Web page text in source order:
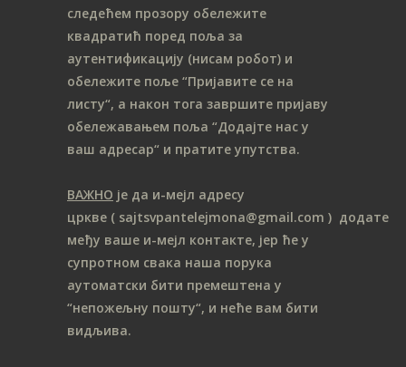
следећем прозору обележите
квадратић поред поља за
аутентификацију (нисам робот) и
обележите поље “Пријавите се на
листу“, а након тога завршите пријаву
обележавањем поља “Додајте нас у
ваш адресар“ и пратите упутства.
ВАЖНО је да и-мејл адресу
цркве ( sajtsvpantelejmona@gmail.com ) додате
међу ваше и-мејл контакте, јер ће у
супротном свака наша порука
аутоматски бити премештена у
“непожељну пошту“, и неће вам бити
видљива.